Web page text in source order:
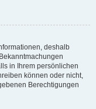
deshalb
in Ihrem persönlichen
können oder nicht,
Berechtigungen